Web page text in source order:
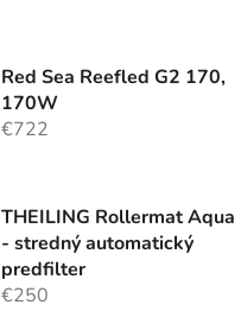
Red Sea Reefled G2 170,
170W
€722
THEILING Rollermat Aqua
- stredný automatický
predfilter
€250